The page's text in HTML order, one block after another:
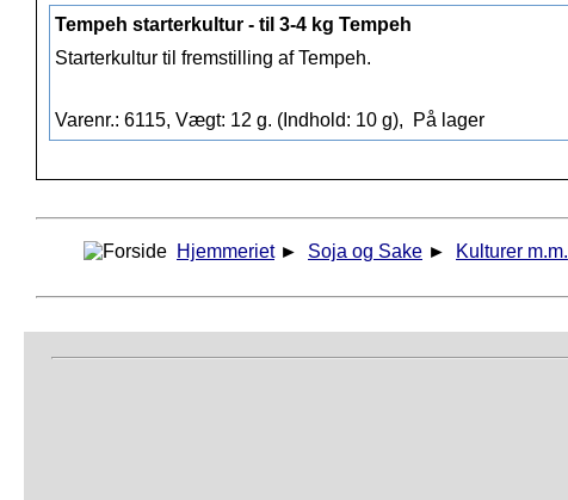
Tempeh starterkultur - til 3-4 kg Tempeh
Starterkultur til fremstilling af Tempeh.
Varenr.: 6115, Vægt: 12 g. (Indhold: 10 g), På lager
Hjemmeriet ► Soja og Sake ► Kulturer m.m.